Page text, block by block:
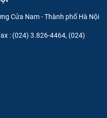
Cửa Nam - Thành phố Hà Nội
: (024) 3.826-4464, (024)